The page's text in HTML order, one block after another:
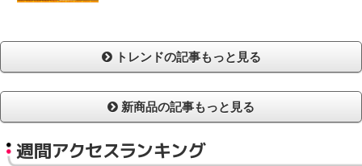
トレンドの記事もっと見る
新商品の記事もっと見る
週間アクセスランキング